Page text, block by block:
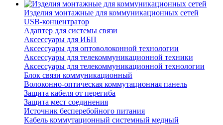
Изделия монтажные для коммуникационных сетей
USB-концентратор
Адаптер для системы связи
Аксессуары для ИБП
Аксессуары для оптоволоконной технологии
Аксессуары для телекоммуникационной техники
Аксессуары для телекоммуникационной технологии
Блок связи коммуникационный
Волоконно-оптическая коммутационная панель
Защита кабеля от перегиба
Защита мест соединения
Источник бесперебойного питания
Кабель коммутационный системный медный